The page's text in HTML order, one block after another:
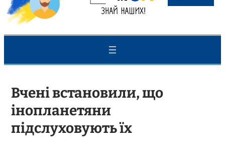
Вчені встановили, що
інопланетяни
підслуховують їх